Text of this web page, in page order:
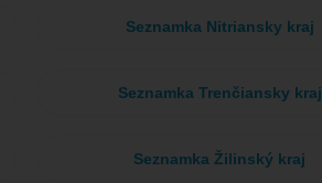
Seznamka Nitriansky kraj
Seznamka Trenčiansky kraj
Seznamka Žilinský kraj